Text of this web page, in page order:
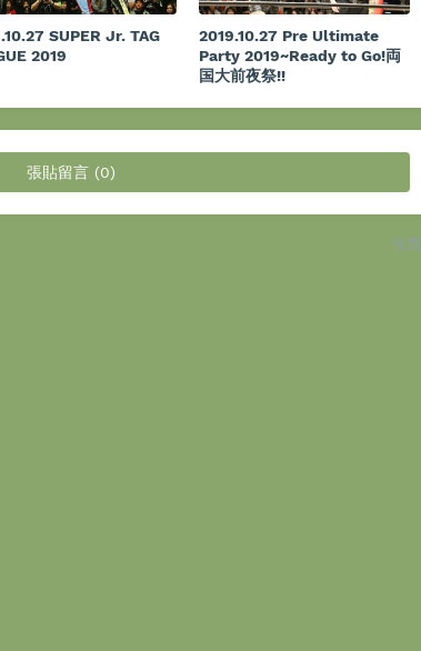
SUPER Jr. TAG
2019
2019.10.27 Pre Ultimate
Party 2019~Ready to Go!両
国大前夜祭!!
張貼留言 (0)
較舊